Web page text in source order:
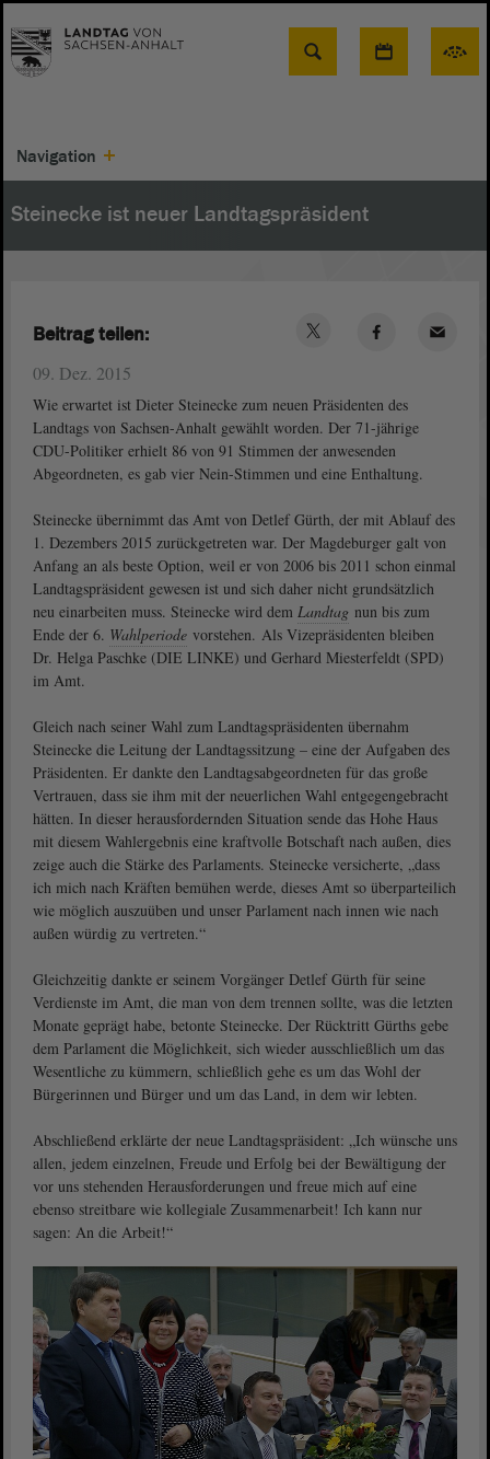
Suche
Navigation
Steinecke ist neuer Landtagspräsident
09. Dez. 2015
Wie erwartet ist Dieter Steinecke zum neuen Präsidenten des
Landtags von Sachsen-Anhalt gewählt worden. Der 71-jährige
CDU-Politiker erhielt 86 von 91 Stimmen der anwesenden
Abgeordneten, es gab vier Nein-Stimmen und eine Enthaltung.
Steinecke übernimmt das Amt von Detlef Gürth, der mit Ablauf des
1. Dezembers 2015 zurückgetreten war. Der Magdeburger galt von
Anfang an als beste Option, weil er von 2006 bis 2011 schon einmal
Landtagspräsident gewesen ist und sich daher nicht grundsätzlich
neu einarbeiten muss. Steinecke wird dem Landtag nun bis zum
Ende der 6. Wahlperiode vorstehen. Als Vizepräsidenten bleiben
Dr. Helga Paschke (DIE LINKE) und Gerhard Miesterfeldt (SPD)
im Amt.
Gleich nach seiner Wahl zum Landtagspräsidenten übernahm
Steinecke die Leitung der Landtagssitzung – eine der Aufgaben des
Präsidenten. Er dankte den Landtagsabgeordneten für das große
Vertrauen, dass sie ihm mit der neuerlichen Wahl entgegengebracht
hätten. In dieser herausfordernden Situation sende das Hohe Haus
mit diesem Wahlergebnis eine kraftvolle Botschaft nach außen, dies
zeige auch die Stärke des Parlaments. Steinecke versicherte, „dass
ich mich nach Kräften bemühen werde, dieses Amt so überparteilich
wie möglich auszuüben und unser Parlament nach innen wie nach
außen würdig zu vertreten.“
Gleichzeitig dankte er seinem Vorgänger Detlef Gürth für seine
Verdienste im Amt, die man von dem trennen sollte, was die letzten
Monate geprägt habe, betonte Steinecke. Der Rücktritt Gürths gebe
dem Parlament die Möglichkeit, sich wieder ausschließlich um das
Wesentliche zu kümmern, schließlich gehe es um das Wohl der
Bürgerinnen und Bürger und um das Land, in dem wir lebten.
Abschließend erklärte der neue Landtagspräsident: „Ich wünsche uns
allen, jedem einzelnen, Freude und Erfolg bei der Bewältigung der
vor uns stehenden Herausforderungen und freue mich auf eine
ebenso streitbare wie kollegiale Zusammenarbeit! Ich kann nur
sagen: An die Arbeit!“
Beitrag teilen: